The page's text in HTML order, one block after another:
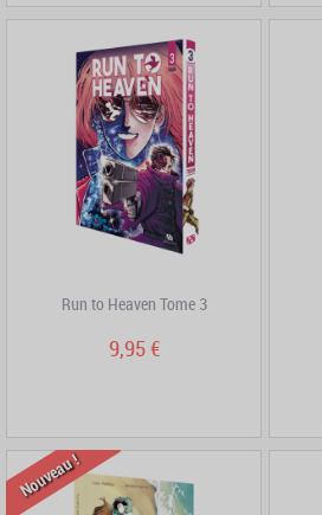
Run to Heaven Tome 3
9,95 €
Nouveau !